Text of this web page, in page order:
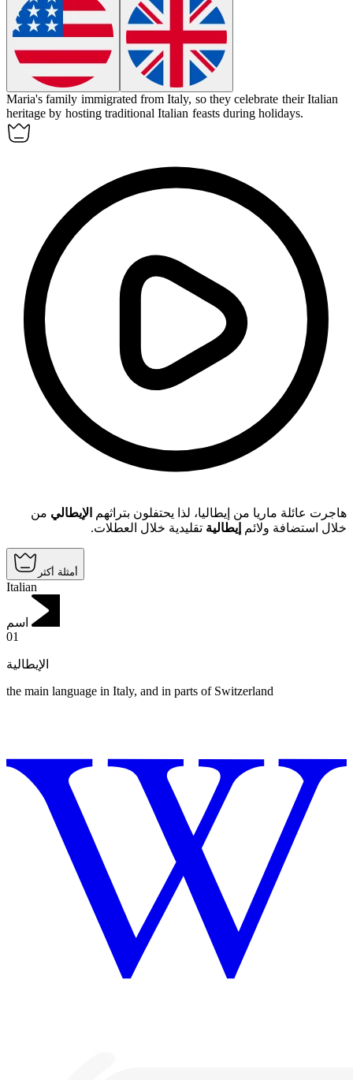
Maria's family immigrated from Italy, so they celebrate their Italian
heritage by hosting traditionalItalian feasts during holidays.
هاجرت عائلة ماريا من إيطاليا، لذا يحتفلون بتراثهم الإيطالي من
خلال استضافة ولائم إيطالية تقليدية خلال العطلات.
أمثلة أكثر
Italian
اسم
01
الإيطالية
the main language in Italy, and in parts of Switzerland